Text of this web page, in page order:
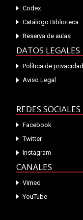
Codex
Catálogo Biblioteca
Reserva de aulas
DATOS LEGALES
Política de privacidad
Aviso Legal
REDES SOCIALES
Facebook
Twitter
Instagram
CANALES
Vimeo
YouTube